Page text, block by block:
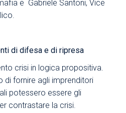
e Gabriele Santoni, Vice
di difesa e di ripresa
crisi in logica propositiva.
di fornire agli imprenditori
potessero essere gli
contrastare la crisi.